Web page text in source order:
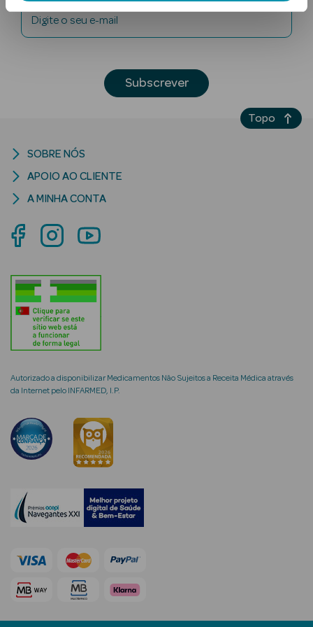
Solares
Corpo
Lábios
Solares Bebé e
Criança
Rosto e
Ver Tudo
Cosmética
Hidratantes
Creme de Olhos
Digite o seu e-mail
Subscrever
Autorizado a disponibilizar Medicamentos Não Sujeitos a Receita Médica através
da Internet pelo INFARMED, I.P.
SOBRE NÓS
APOIO AO CLIENTE
A MINHA CONTA
Topo